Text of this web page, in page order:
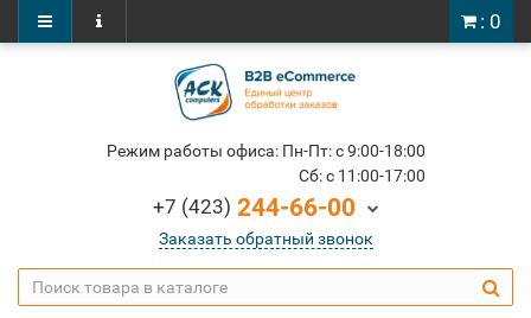
: 0
Режим работы офиса: Пн-Пт: c 9:00-18:00
Cб: c 11:00-17:00
+7 (423) 244-66-00
Заказать обратный звонок